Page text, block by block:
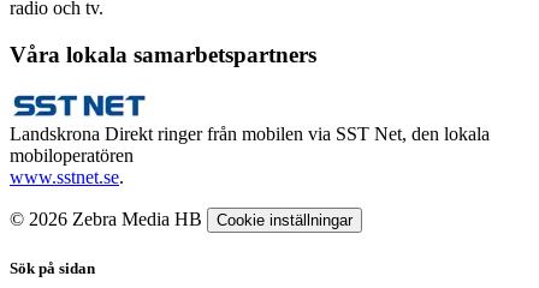
radio och tv.
Våra lokala samarbetspartners
Landskrona Direkt ringer från mobilen via SST Net, den lokala
mobiloperatören
www.sstnet.se.
© 2026 Zebra Media HB Cookie inställningar
Sök på sidan